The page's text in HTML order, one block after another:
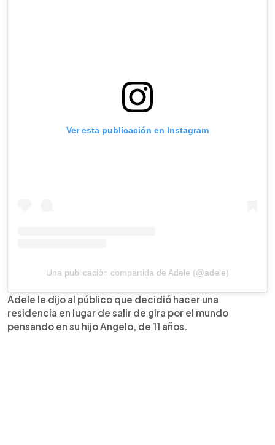
Ver esta publicación en Instagram
Una publicación compartida de Adele (@adele)
Adele le dijo al público que decidió hacer una
residencia en lugar de salir de gira por el mundo
pensando en su hijo Angelo, de 11 años.